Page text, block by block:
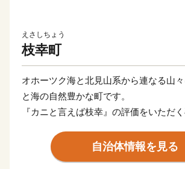
えさしちょう
枝幸町
オホーツク海と北見山系から連なる山
と海の自然豊かな町です。
『カニと言えば枝幸』の評価をいただ
の幸に恵まれています。自治体情報を見る